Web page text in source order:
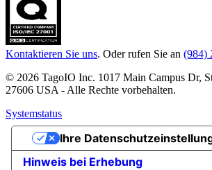
Kontaktieren Sie uns. Oder rufen Sie an (984)
© 2026 TagoIO Inc. 1017 Main Campus Dr,
27606 USA - Alle Rechte vorbehalten.
Systemstatus
Hinweis bei Erhebung
Ihre